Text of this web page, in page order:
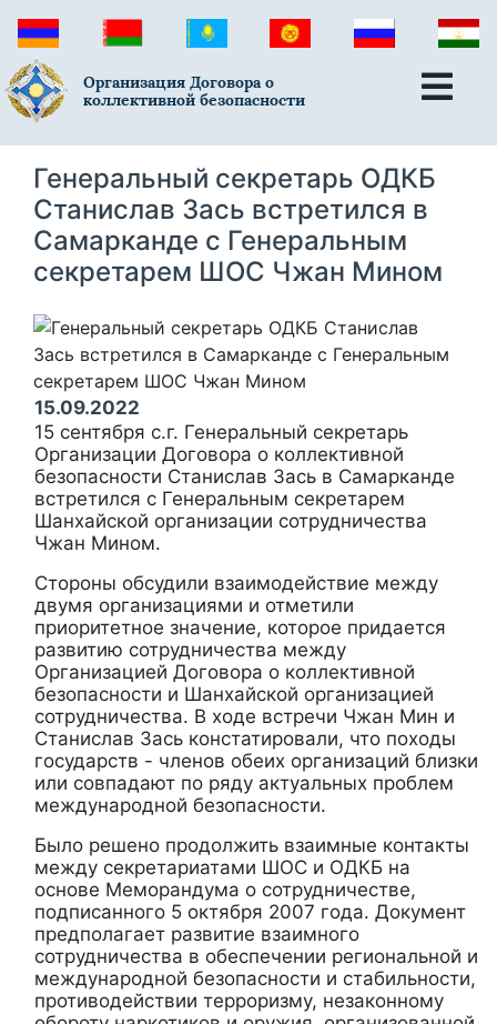
Организация Договора о
коллективной безопасности
Генеральный секретарь ОДКБ
Станислав Зась встретился в
Самарканде с Генеральным
секретарем ШОС Чжан Мином
15.09.2022
15 сентября с.г. Генеральный секретарь
Организации Договора о коллективной
безопасности Станислав Зась в Самарканде
встретился с Генеральным секретарем
Шанхайской организации сотрудничества
Чжан Мином.
Стороны обсудили взаимодействие между
двумя организациями и отметили
приоритетное значение, которое придается
развитию сотрудничества между
Организацией Договора о коллективной
безопасности и Шанхайской организацией
сотрудничества. В ходе встречи Чжан Мин и
Станислав Зась констатировали, что походы
государств - членов обеих организаций близки
или совпадают по ряду актуальных проблем
международной безопасности.
Было решено продолжить взаимные контакты
между секретариатами ШОС и ОДКБ на
основе Меморандума о сотрудничестве,
подписанного 5 октября 2007 года. Документ
предполагает развитие взаимного
сотрудничества в обеспечении региональной и
международной безопасности и стабильности,
противодействии терроризму, незаконному